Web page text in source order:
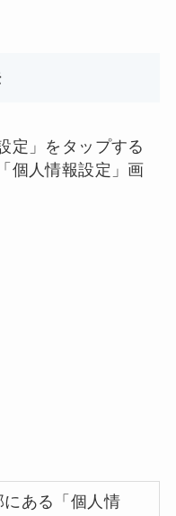
定」をタップする
個人情報設定」画
にある「個人情